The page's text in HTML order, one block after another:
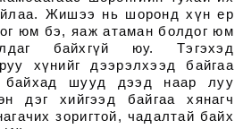
Жишээ нь шоронд хүн ер
юм бэ, яаж атаман болдог юм
байхгүй юу. Тэгэхэд
хүнийг дээрэлхээд байгаа
байхад шууд дээд наар луу
дэг хийгээд байгаа хянагч
зоригтой, чадалтай байх